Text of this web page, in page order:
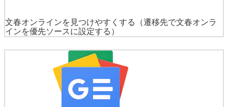
文春オンラインを見つけやすくする
（遷移先で文春オンラ
インを優先ソースに設定する）